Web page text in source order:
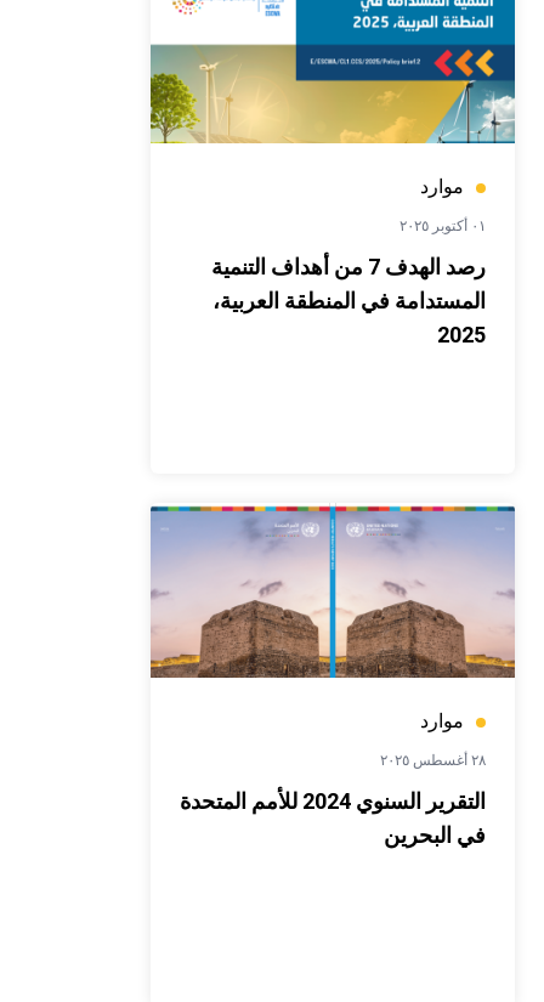
موارد
٠١ أكتوبر ٢٠٢٥
رصد الهدف 7 من أهداف التنمية
المستدامة في المنطقة العربية،
2025
موارد
٢٨ أغسطس ٢٠٢٥
التقرير السنوي 2024 للأمم المتحدة
في البحرين